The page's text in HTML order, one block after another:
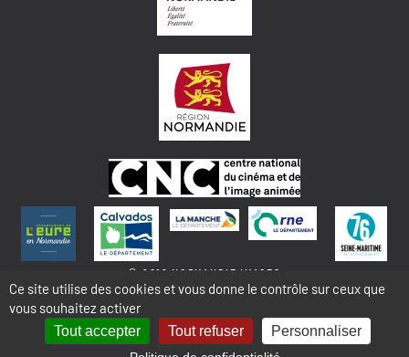
© 2018 NORMANDIE IMAGES
MENTIONS LÉGALES - COOKIES & STATISTIQUES PLAN DU SITE
Ce site utilise des cookies et vous donne le contrôle sur ceux que
vous souhaitez activer
Tout accepter Tout refuser Personnaliser